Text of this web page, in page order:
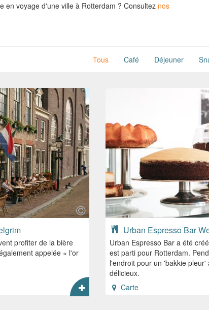
en voyage d'une ville à Rotterdam ? Consultez nos
Tous Café Déjeuner
profiter de la bière
appelée « l'or
Urban Espresso Bar
Urban Espresso Bar a été
est parti pour Rotterdam.
l'endroit pour un 'bakkie
délicieux.
Carte